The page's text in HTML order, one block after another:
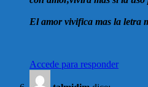
El amor vivifica mas la letra
Accede para responder